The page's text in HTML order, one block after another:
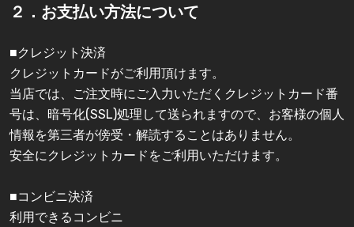
２．お支払い方法について
■クレジット決済
クレジットカードがご利用頂けます。
当店では、ご注文時にご入力いただくクレジットカード番
号は、暗号化(SSL)処理して送られますので、お客様の個人
情報を第三者が傍受・解読することはありません。
安全にクレジットカードをご利用いただけます。
■コンビニ決済
利用できるコンビニ